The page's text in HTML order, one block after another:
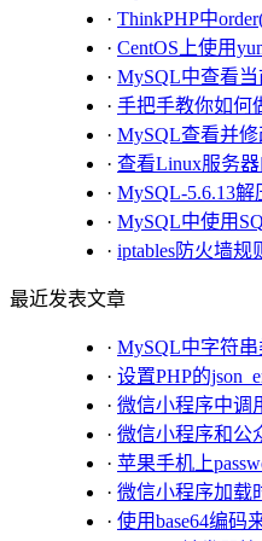
· ThinkPHP中
· CentOS上使用
· MySQL中查看
· 手把手教你如何
· MySQL查看并
· 查看Linux服务
· MySQL-5.6.13
· MySQL中使用
· iptables防火墙
最近发表文章
· MySQL中字符
· 设置PHP的
· 微信小程序中调
· 微信小程序和公
· 苹果手机上
· 微信小程序加载
· 使用base64编码